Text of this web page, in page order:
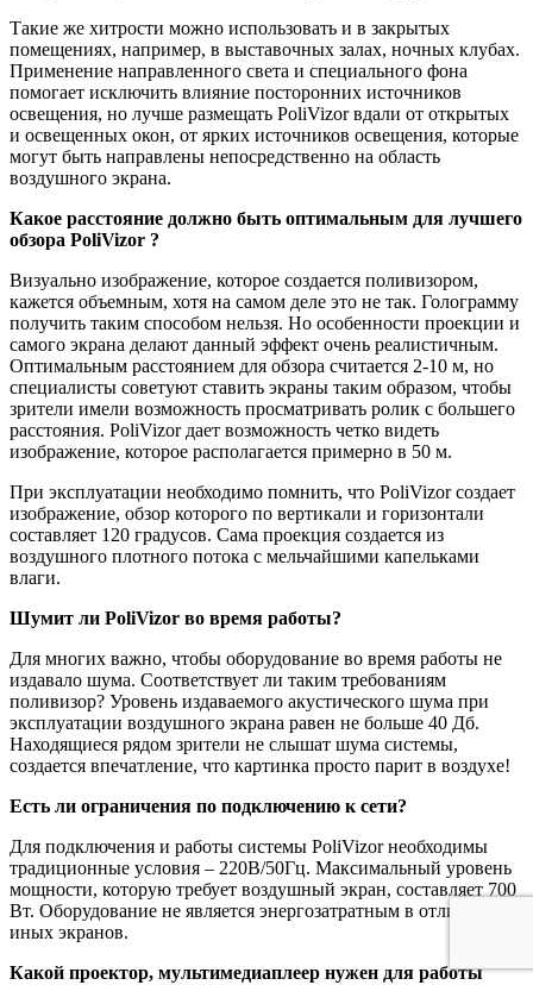
Такие же хитрости можно использовать и в закрытых
помещениях, например, в выставочных залах, ночных клубах.
Применение направленного света и специального фона
помогает исключить влияние посторонних источников
освещения, но лучше размещать PoliVizor вдали от открытых
и освещенных окон, от ярких источников освещения, которые
могут быть направлены непосредственно на область
воздушного экрана.
Какое расстояние должно быть оптимальным для лучшего
обзора PoliVizor ?
Визуально изображение, которое создается поливизором,
кажется объемным, хотя на самом деле это не так. Голограмму
получить таким способом нельзя. Но особенности проекции и
самого экрана делают данный эффект очень реалистичным.
Оптимальным расстоянием для обзора считается 2-10 м, но
специалисты советуют ставить экраны таким образом, чтобы
зрители имели возможность просматривать ролик с большего
расстояния. PoliVizor дает возможность четко видеть
изображение, которое располагается примерно в 50 м.
При эксплуатации необходимо помнить, что PoliVizor создает
изображение, обзор которого по вертикали и горизонтали
составляет 120 градусов. Сама проекция создается из
воздушного плотного потока с мельчайшими капельками
влаги.
Шумит ли PoliVizor во время работы?
Для многих важно, чтобы оборудование во время работы не
издавало шума. Соответствует ли таким требованиям
поливизор? Уровень издаваемого акустического шума при
эксплуатации воздушного экрана равен не больше 40 Дб.
Находящиеся рядом зрители не слышат шума системы,
создается впечатление, что картинка просто парит в воздухе!
Есть ли ограничения по подключению к сети?
Для подключения и работы системы PoliVizor необходимы
традиционные условия – 220В/50Гц. Максимальный уровень
мощности, которую требует воздушный экран, составляет 700
Вт. Оборудование не является энергозатратным в отличие от
иных экранов.
Какой проектор, мультимедиаплеер нужен для работы